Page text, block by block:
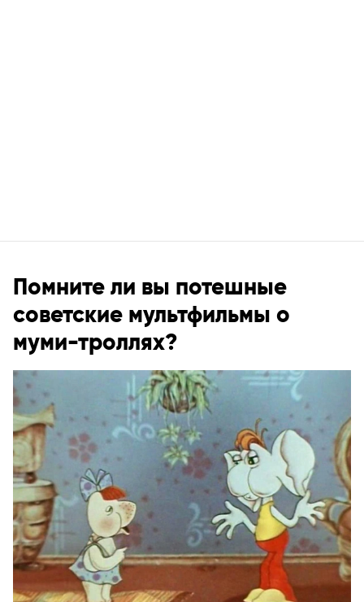
Помните ли вы потешные
советские мультфильмы о
муми-троллях?